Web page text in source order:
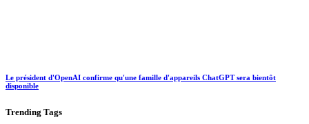
Le président d'OpenAI confirme qu'une famille d'appareils ChatGPT sera bientôt
disponible
Trending Tags